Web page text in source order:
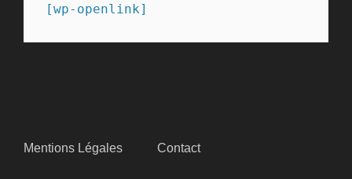
[wp-openlink]
Mentions Légales Contact